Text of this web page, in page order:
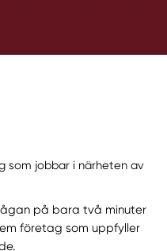
som jobbar i närheten av
på bara två minuter
företag som uppfyller